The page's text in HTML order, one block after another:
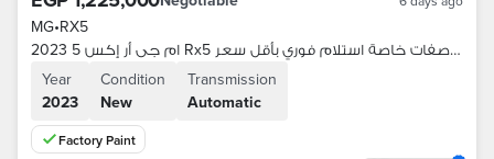
MG•RX5
ام جى أر إكس 5 2023 Rx5 أعلى فئه بمواصفات خاصة استلام فوري بأقل سعر
Year
2023
Condition
New
Transmission
Automatic
Factory Paint